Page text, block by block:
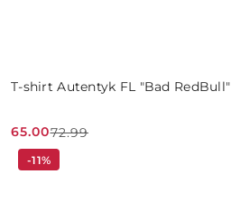
T-shirt Autentyk FL "Bad RedBull"
Cena
promocyjna:
65.00
Cena
przed
72.99
-11%